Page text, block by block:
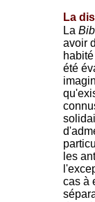
La
La
avoir
été
les
cas à